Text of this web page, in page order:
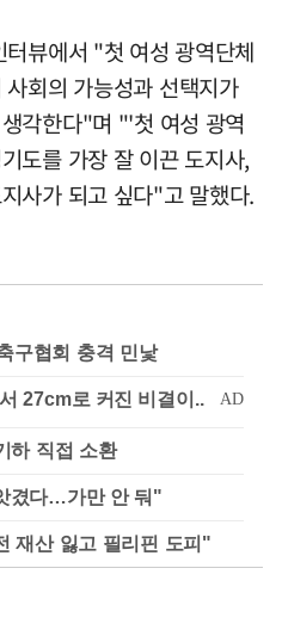
뷰에서 "첫 여성 광역단체
회의 가능성과 선택지가
각한다"며 "'첫 여성 광역
도를 가장 잘 이끈 도지사,
사가 되고 싶다"고 말했다.
구협회 충격 민낯
하 직접 소환
겼다…가만 안 둬"
재산 잃고 필리핀 도피"